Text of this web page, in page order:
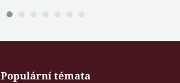
Populární témata